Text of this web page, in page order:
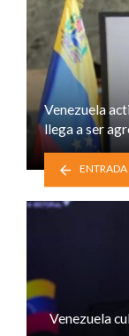
Venezuela
llega a ser
Venezuela